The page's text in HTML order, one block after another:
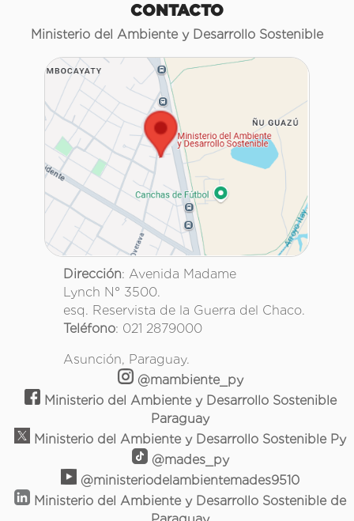
CONTACTO
Ministerio del Ambiente y Desarrollo Sostenible
Dirección: Avenida Madame
Lynch N° 3500.
esq. Reservista de la Guerra del Chaco.
Teléfono: 021 2879000
Asunción, Paraguay.
@mambiente_py
Ministerio del Ambiente y Desarrollo Sostenible
Paraguay
Ministerio del Ambiente y Desarrollo Sostenible Py
@mades_py
@ministeriodelambientemades9510
Ministerio del Ambiente y Desarrollo Sostenible de